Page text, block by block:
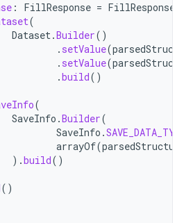
: FillResponse = FillResponse
(
Dataset.Builder()
. setValue(
. setValue(
.build()
(
SaveInfo .Builder(
SaveInfo .
arrayOf(
).build()
()